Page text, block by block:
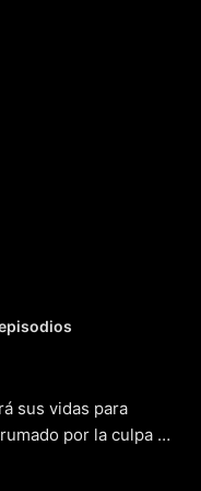
sus vidas para
por la culpa y
refugio en la